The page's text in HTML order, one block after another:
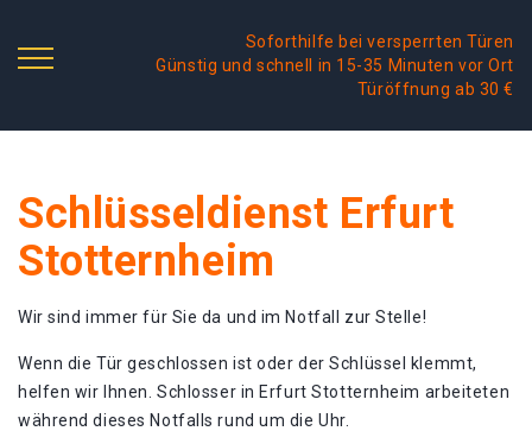
Soforthilfe bei versperrten Türen
Günstig und schnell in 15-35 Minuten vor Ort
Türöffnung ab 30 €
Schlüsseldienst Erfurt
Stotternheim
Wir sind immer für Sie da und im Notfall zur Stelle!
Wenn die Tür geschlossen ist oder der Schlüssel klemmt,
helfen wir Ihnen. Schlosser in Erfurt Stotternheim arbeiteten
während dieses Notfalls rund um die Uhr.